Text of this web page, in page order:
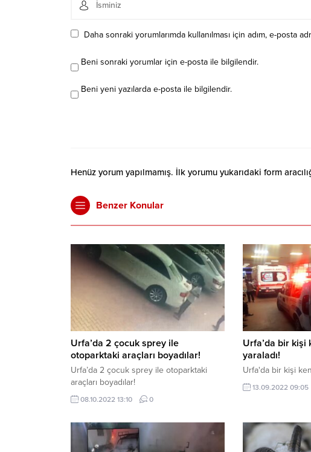
Daha sonraki yorumlarımda kullanılması için adım, e-posta
Beni sonraki yorumlar için e-posta ile bilgilendir.
Beni yeni yazılarda e-posta ile bilgilendir.
Henüz yorum yapılmamış. İlk yorumu yukarıdaki form
Benzer Konular
Urfa’da 2 çocuk sprey ile
otoparktaki araçları boyadılar!
Urfa’da 2 çocuk sprey ile otoparktaki
araçları boyadılar!
08.10.2022 13:10 0
Urfa’da bir kişi
yaraladı!
Urfa'da bir kişi
13.09.2022 09:05